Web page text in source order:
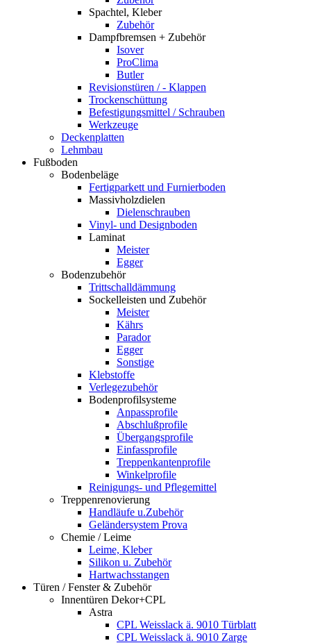
Spachtel, Kleber
Zubehör
Dampfbremsen + Zubehör
Isover
ProClima
Butler
Revisionstüren / - Klappen
Trockenschüttung
Befestigungsmittel / Schrauben
Werkzeuge
Deckenplatten
Lehmbau
Fußboden
Bodenbeläge
Fertigparkett und Furnierboden
Massivholzdielen
Dielenschrauben
Vinyl- und Designboden
Laminat
Meister
Egger
Bodenzubehör
Trittschalldämmung
Sockelleisten und Zubehör
Meister
Kährs
Parador
Egger
Sonstige
Klebstoffe
Verlegezubehör
Bodenprofilsysteme
Anpassprofile
Abschlußprofile
Übergangsprofile
Einfassprofile
Treppenkantenprofile
Winkelprofile
Reinigungs- und Pflegemittel
Treppenrenovierung
Handläufe u.Zubehör
Geländersystem Prova
Chemie / Leime
Leime, Kleber
Silikon u. Zubehör
Hartwachsstangen
Türen / Fenster & Zubehör
Innentüren Dekor+CPL
Astra
CPL Weisslack ä. 9010 Türblatt
CPL Weisslack ä. 9010 Zarge